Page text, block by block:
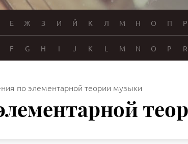
Е Ж З И Й К Л М Н О П Р
F G H I J K L M N O P R
по элементарной теории музыки